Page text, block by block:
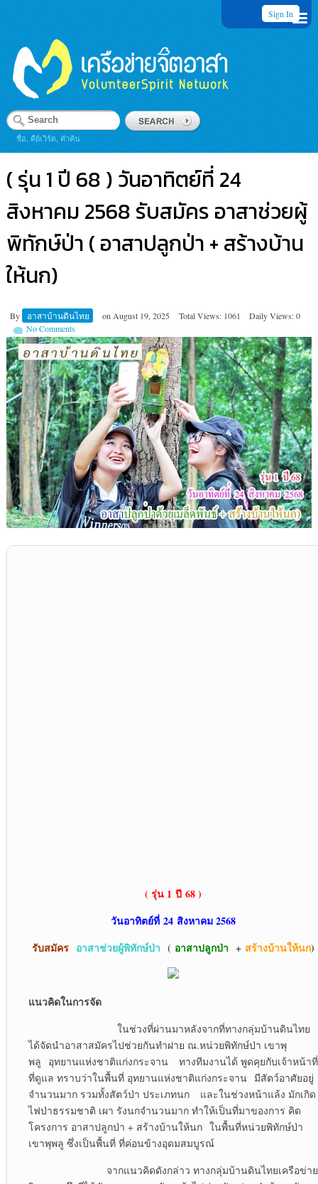
Sign In
ชื่อ, คีย์เวิร์ด, คำค้น
( รุ่น 1 ปี 68 ) วันอาทิตย์ที่ 24
สิงหาคม 2568 รับสมัคร อาสาช่วยผู้
พิทักษ์ป่า ( อาสาปลูกป่า + สร้างบ้าน
ให้นก)
By อาสาบ้านดินไทย on August 19, 2025 Total Views: 1061
Daily Views: 0
No Comments
( รุ่น 1 ปี 68 )
วันอาทิตย์ที่ 24 สิงหาคม 2568
รับสมัคร อาสาช่วยผู้พิทักษ์ป่า ( อาสาปลูกป่า + สร้างบ้านให้นก)
แนวคิดในการจัด
ในช่วงที่ผ่านมาหลังจากที่ทางกลุ่มบ้านดินไทย
ได้จัดนำอาสาสมัครไปช่วยกันทำฝาย ณ.หน่วยพิทักษ์ป่า เขาพุ
พลู อุทยานแห่งชาติแก่งกระจาน ทางทีมงานได้ พูดคุยกับเจ้าหน้าที่
ที่ดูแล ทราบว่าในพื้นที่ อุทยานแห่งชาติแก่งกระจาน มีสัตว์อาศัยอยู่
จำนวนมาก รวมทั้งสัตว์ป่า ประเภทนก และในช่วงหน้าแล้ง มักเกิด
ไฟป่าธรรมชาติ เผา รังนกจำนวนมาก ทำให้เป็นที่มาของการ คิด
โครงการ อาสาปลูกป่า + สร้างบ้านให้นก ในพื้นที่หน่วยพิทักษ์ป่า
เขาพุพลู ซึ่งเป็นพื้นที่ ที่ค่อนข้างอุดมสมบูรณ์
จากแนวคิดดังกล่าว ทางกลุ่มบ้านดินไทยเครือข่าย